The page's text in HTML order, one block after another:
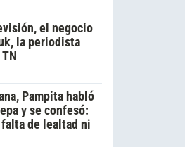
el negocio
la periodista
Pampita habló
y se confesó:
de lealtad ni